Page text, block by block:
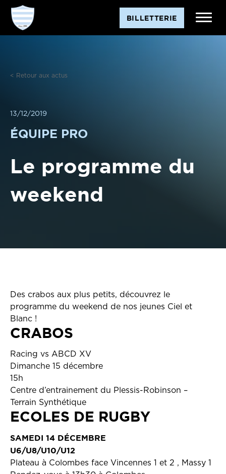
Aller
contenu
BILLETTERIE
< Retour aux actus
13/12/2019
ÉQUIPE PRO
Le programme du
weekend
Des crabos aux plus petits, découvrez le
programme du weekend de nos jeunes Ciel et
Blanc !
CRABOS
Racing vs ABCD XV
Dimanche 15 décembre
15h
Centre d’entrainement du Plessis-Robinson –
Terrain Synthétique
ECOLES DE RUGBY
SAMEDI 14 DÉCEMBRE
U6/U8/U10/U12
Plateau à Colombes face Vincennes 1 et 2 , Massy 1